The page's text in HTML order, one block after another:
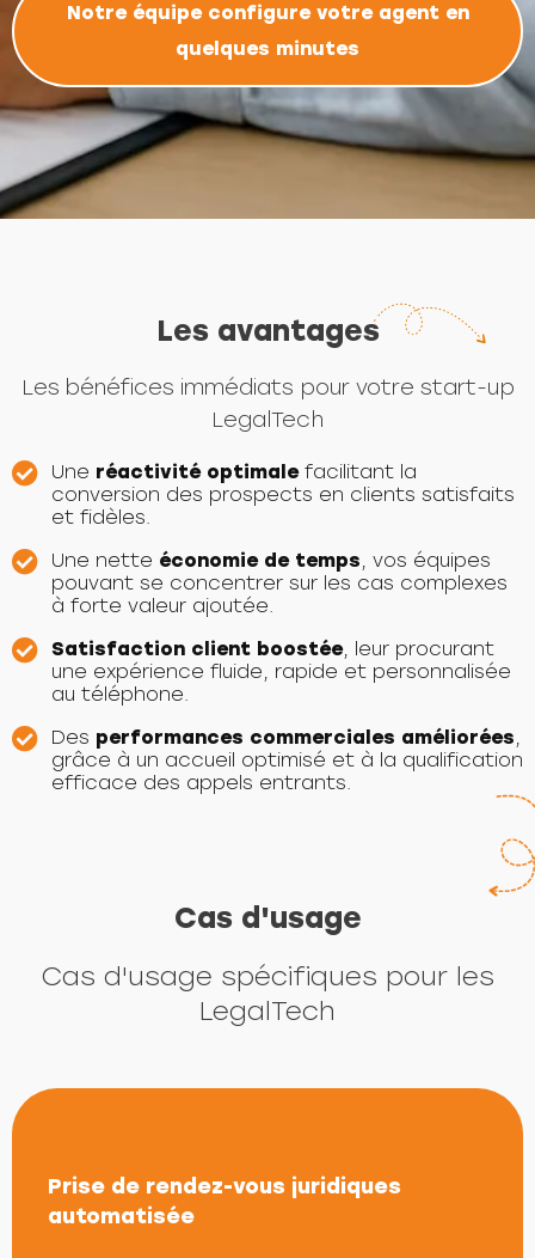
Notre équipe configure votre agent en
quelques minutes
Les avantages
Les bénéfices immédiats pour votre start-up
LegalTech
Une réactivité optimalefacilitant la
conversion des prospects en clients satisfaits
et fidèles.
Une nette économie de temps, vos équipes
pouvant se concentrer sur les cas complexes
à forte valeur ajoutée.
Satisfaction client boostée, leur procurant
une expérience fluide, rapide et personnalisée
au téléphone.
Des performances commerciales améliorées,
grâce à un accueil optimisé et à la qualification
efficace des appels entrants.
Cas d'usage
Cas d'usage spécifiques pour les
LegalTech
Prise de rendez-vous juridiques
automatisée